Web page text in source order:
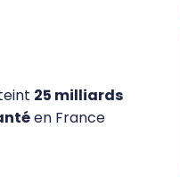
25 milliards
en France